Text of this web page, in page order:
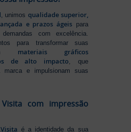
, unimos qualidade superior,
e prazos ágeispara
com excelência.
para transformar suas
materiais gráficos
de alto impacto, que
marca e impulsionam suas
com impressão
é a identidade da sua